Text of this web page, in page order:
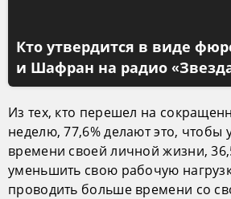
Кто утвердится в виде
и Шафран на радио
Из тех, кто перешел на
неделю, 77,6% делают это, чтобы
времени своей личной жизни,
уменьшить свою рабочую
проводить больше времени со